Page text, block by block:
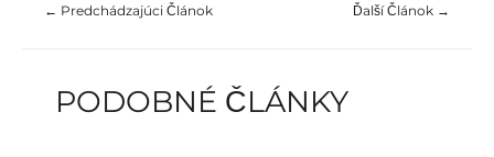
Post← Predchádzajúci Článok Ďalší Článok →
PODOBNÉ ČLÁNKY